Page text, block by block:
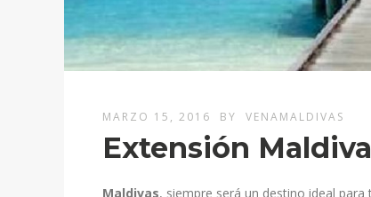
MARZO 15, 2016 BY VENAMALDIVAS
Extensión
Maldivas, siempre será un destino ideal